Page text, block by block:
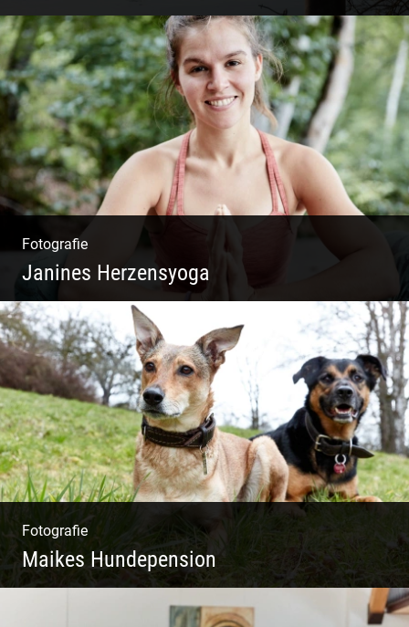
Sonnengruß Katharina Kirchner
Fotografie
Janines Herzensyoga
Spontanes Yoga-Shooting
Fotografie
Maikes Hundepension
Tierisch lebendiges Shooting